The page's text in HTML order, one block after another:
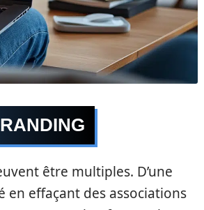
être multiples. D’une
effaçant des associations